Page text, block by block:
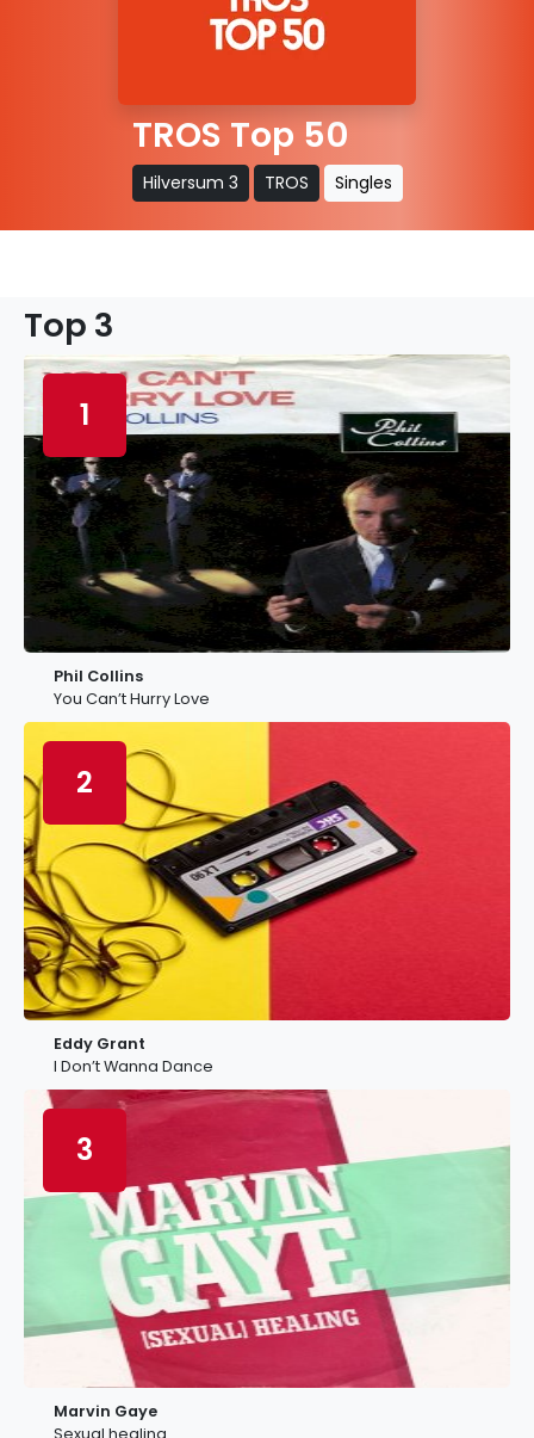
TROS Top 50
Hilversum 3 TROS Singles
Top 3
1
Phil Collins
You Can’t Hurry Love
2
Eddy Grant
I Don’t Wanna Dance
3
Marvin Gaye
Sexual healing